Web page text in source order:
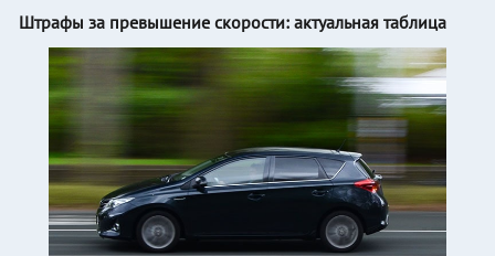
Штрафы за превышение скорости: актуальная таблица